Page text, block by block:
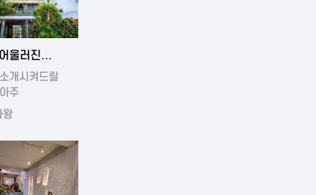
11-19 01:17
울러진
풀빌라
개시켜드릴
주
빌라입니…
왕